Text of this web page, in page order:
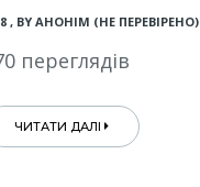
, BY АНОНІМ (НЕ ПЕРЕВІРЕНО)
переглядів
ЧИТАТИ ДАЛІ